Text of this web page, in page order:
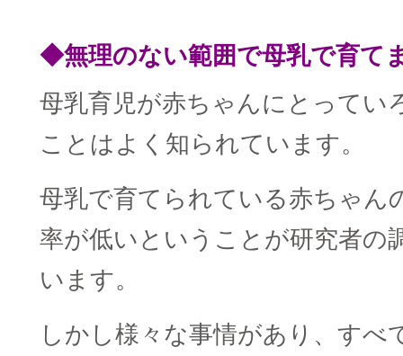
◆無理のない範囲で母乳で育て
母乳育児が赤ちゃんにとってい
ことはよく知られています。
母乳で育てられている赤ちゃん
率が低いということが研究者の
います。
しかし様々な事情があり、すべ